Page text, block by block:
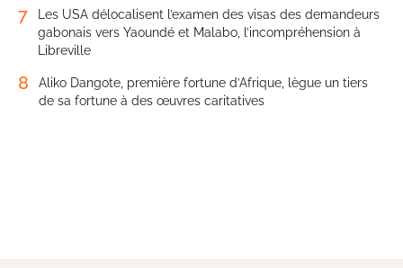
7
Les USA délocalisent l’examen des visas des demandeurs
gabonais vers Yaoundé et Malabo, l’incompréhension à
Libreville
8
Aliko Dangote, première fortune d’Afrique, lègue un tiers
de sa fortune à des œuvres caritatives